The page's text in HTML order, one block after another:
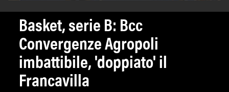
Basket, serie B: Bcc
Convergenze Agropoli
imbattibile, 'doppiato' il
Francavilla